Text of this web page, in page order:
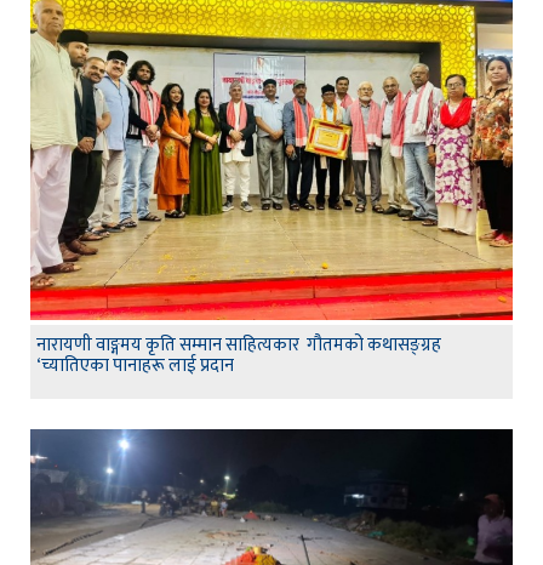
नारायणी वाङ्गमय कृति सम्मान साहित्यकार गौतमको कथासङ्ग्रह
‘च्यातिएका पानाहरू लाई प्रदान